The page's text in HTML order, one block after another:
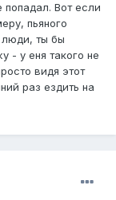
попадал. Вот если
пьяного
люди, ты бы
- у еня такого не
видя этот
раз ездить на